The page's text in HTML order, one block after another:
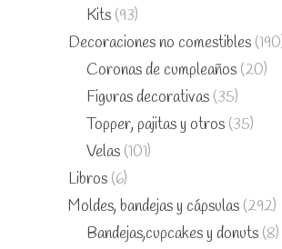
Kits (93)
Decoraciones no comestibles
Coronas de cumpleaños (20)
Figuras decorativas (35)
Topper, pajitas y otros (35)
Velas (101)
Libros (6)
Moldes, bandejas y cápsulas (292)
Bandejas,cupcakes y donuts (8)